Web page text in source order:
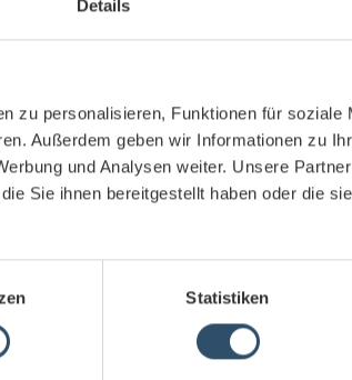
Details
zu personalisieren, Funktionen für soziale
Außerdem geben wir Informationen zu
und Analysen weiter. Unsere
Sie ihnen bereitgestellt haben oder die
Statistiken
bei der die
der Beschäftigten sowie deren
Rolle spielen.
Beschäftigten pflegen wir einen
bei Kärcher
Innovation und
zeichnen Kärcher